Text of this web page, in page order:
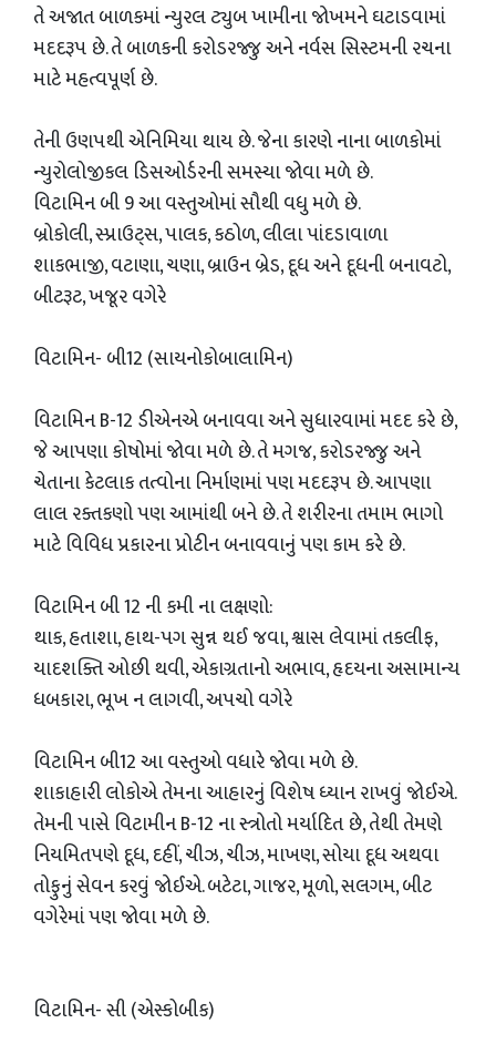
તે અજાત બાળકમાં ન્યુરલ ટ્યુબ ખામીના જોખમને ઘટાડવામાં
મદદરૂપ છે. તે બાળકની કરોડરજ્જુ અને નર્વસ સિસ્ટમની રચના
માટે મહત્વપૂર્ણ છે.
તેની ઉણપથી એનિમિયા થાય છે. જેના કારણે નાના બાળકોમાં
ન્યુરોલોજીકલ ડિસઓર્ડરની સમસ્યા જોવા મળે છે.
વિટામિન બી 9 આ વસ્તુઓમાં સૌથી વધુ મળે છે.
બ્રોકોલી, સ્પ્રાઉટ્સ, પાલક, કઠોળ, લીલા પાંદડાવાળા
શાકભાજી, વટાણા, ચણા, બ્રાઉન બ્રેડ, દૂધ અને દૂધની બનાવટો,
બીટરૂટ, ખજૂર વગેરે
વિટામિન- બી12 (સાયનોકોબાલામિન)
વિટામિન B-12 ડીએનએ બનાવવા અને સુધારવામાં મદદ કરે છે,
જે આપણા કોષોમાં જોવા મળે છે. તે મગજ, કરોડરજ્જુ અને
ચેતાના કેટલાક તત્વોના નિર્માણમાં પણ મદદરૂપ છે. આપણા
લાલ રક્તકણો પણ આમાંથી બને છે. તે શરીરના તમામ ભાગો
માટે વિવિધ પ્રકારના પ્રોટીન બનાવવાનું પણ કામ કરે છે.
વિટામિન બી 12 ની કમી ના લક્ષણો:
થાક, હતાશા, હાથ-પગ સુન્ન થઈ જવા, શ્વાસ લેવામાં તકલીફ,
યાદશક્તિ ઓછી થવી, એકાગ્રતાનો અભાવ, હૃદયના અસામાન્ય
ધબકારા, ભૂખ ન લાગવી, અપચો વગેરે
વિટામિન બી12 આ વસ્તુઓ વધારે જોવા મળે છે.
શાકાહારી લોકોએ તેમના આહારનું વિશેષ ધ્યાન રાખવું જોઈએ.
તેમની પાસે વિટામીન B-12 ના સ્ત્રોતો મર્યાદિત છે, તેથી તેમણે
નિયમિતપણે દૂધ, દહીં, ચીઝ, ચીઝ, માખણ, સોયા દૂધ અથવા
તોફુનું સેવન કરવું જોઈએ. બટેટા, ગાજર, મૂળો, સલગમ, બીટ
વગેરેમાં પણ જોવા મળે છે.
વિટામિન- સી (એસ્કોબીક)